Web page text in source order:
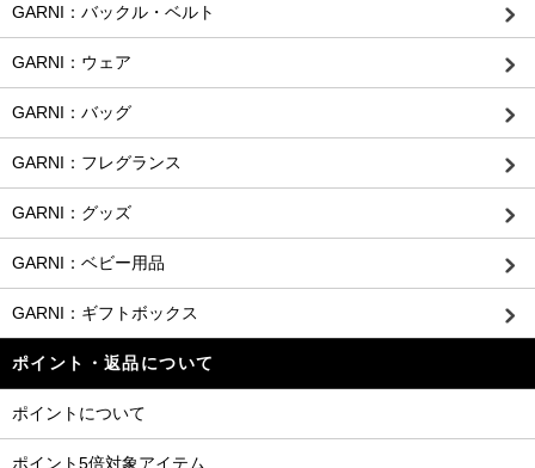
GARNI：バックル・ベルト
GARNI：ウェア
GARNI：バッグ
GARNI：フレグランス
GARNI：グッズ
GARNI：ベビー用品
GARNI：ギフトボックス
ポイント・返品について
ポイントについて
ポイント5倍対象アイテム